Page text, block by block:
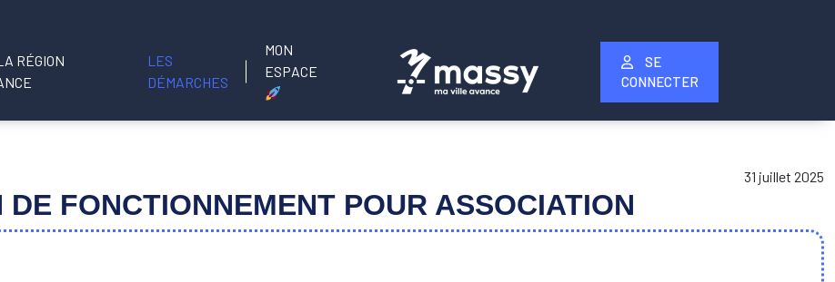
LES
DÉMARCHES
MON
ESPACE
SE
CONNECTER
31 juillet 2025
DE FONCTIONNEMENT POUR ASSOCIATION